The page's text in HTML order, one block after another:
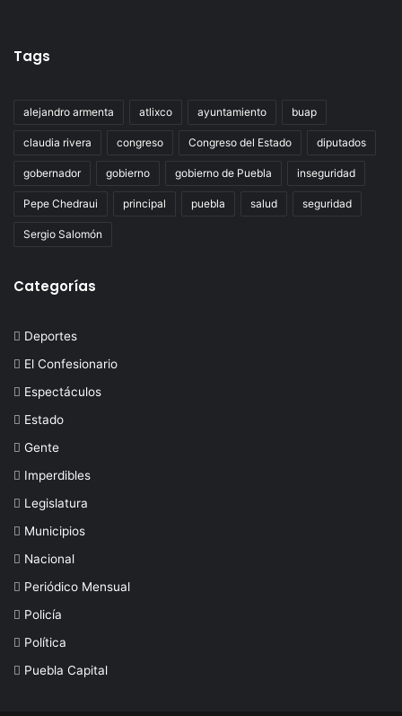
Tags
alejandro armenta atlixco ayuntamiento buap
claudia rivera congreso Congreso del Estado diputados
gobernador gobierno gobierno de Puebla inseguridad
Pepe Chedraui principal puebla salud seguridad
Sergio Salomón
Categorías
Deportes
El Confesionario
Espectáculos
Estado
Gente
Imperdibles
Legislatura
Municipios
Nacional
Periódico Mensual
Policía
Política
Puebla Capital